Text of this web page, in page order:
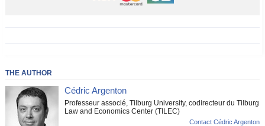
THE AUTHOR
Cédric Argenton
Professeur associé, Tilburg University, codirecteur du Tilburg
Law and Economics Center (TILEC)
Contact Cédric Argenton